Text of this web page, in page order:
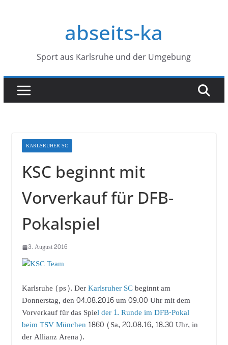
abseits-ka
Sport aus Karlsruhe und der Umgebung
KARLSRUHER SC
KSC beginnt mit
Vorverkauf für DFB-
Pokalspiel
3. August 2016
Karlsruhe (ps). DerKarlsruher SCbeginnt am
Donnerstag, den 04.08.2016 um 09.00 Uhr mit dem
Vorverkauf für das Spiel der 1. Runde im DFB-Pokal
beim TSV München 1860 (Sa, 20.08.16, 18.30 Uhr, in
der Allianz Arena).